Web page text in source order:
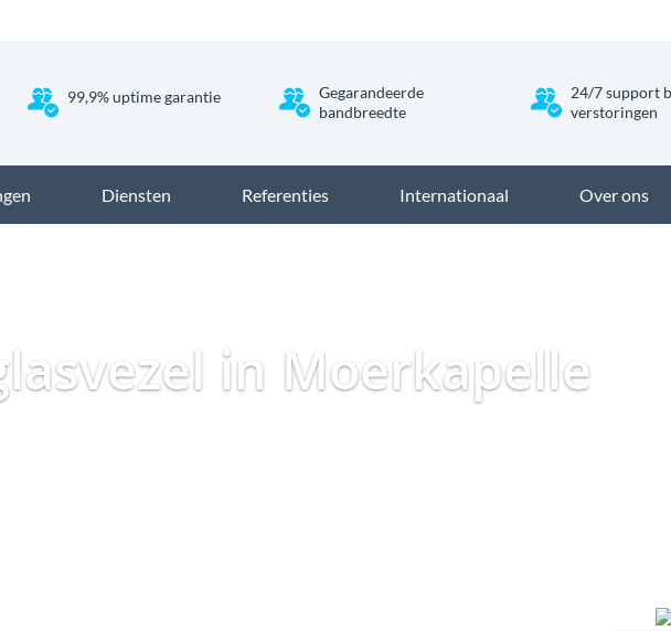
99,9% uptime garantie
Gegarandeerde
bandbreedte
24/7 support
verstoringen
Diensten Referenties Internationaal Over ons
in Moerkapelle